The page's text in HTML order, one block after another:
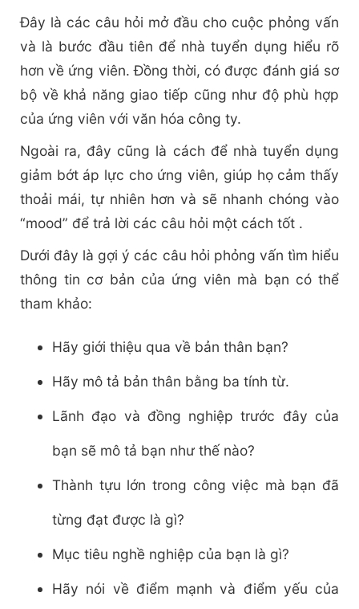
Đây là các câu hỏi mở đầu cho cuộc phỏng vấn
và là bước đầu tiên để nhà tuyển dụng hiểu rõ
hơn về ứng viên. Đồng thời, có được đánh giá sơ
bộ về khả năng giao tiếp cũng như độ phù hợp
của ứng viên với văn hóa công ty.
Ngoài ra, đây cũng là cách để nhà tuyển dụng
giảm bớt áp lực cho ứng viên, giúp họ cảm thấy
thoải mái, tự nhiên hơn và sẽ nhanh chóng vào
“mood” để trả lời các câu hỏi một cách tốt .
Dưới đây là gợi ý các câu hỏi phỏng vấn tìm hiểu
thông tin cơ bản của ứng viên mà bạn có thể
tham khảo:
Hãy giới thiệu qua về bản thân bạn?
Hãy mô tả bản thân bằng ba tính từ.
Lãnh đạo và đồng nghiệp trước đây của
bạn sẽ mô tả bạn như thế nào?
Thành tựu lớn trong công việc mà bạn đã
từng đạt được là gì?
Mục tiêu nghề nghiệp của bạn là gì?
Hãy nói về điểm mạnh và điểm yếu của